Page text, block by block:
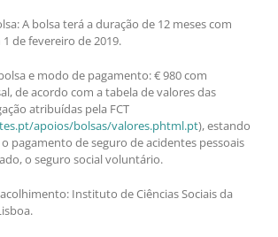
A bolsa terá a duração de 12 meses com
de fevereiro de 2019.
e modo de pagamento: € 980 com
de acordo com a tabela de valores das
atribuídas pela FCT
apoios/bolsas/valores.phtml.pt), estando
pagamento de seguro de acidentes pessoais
o seguro social voluntário.
Instituto de Ciências Sociais da